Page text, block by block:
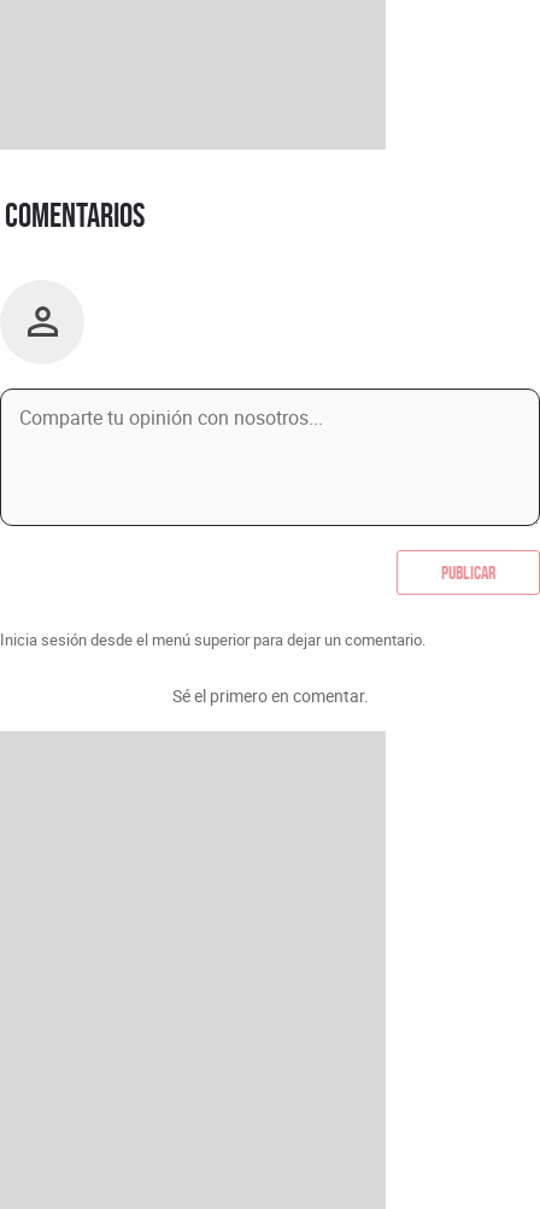
Comentarios
Publicar
Inicia sesión desde el menú superior para dejar un comentario.
Sé el primero en comentar.